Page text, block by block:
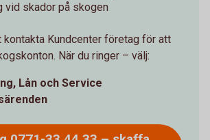
vid skador på skogen
kontakta Kundcenter företag för att
När du ringer – välj:
Lån och Service